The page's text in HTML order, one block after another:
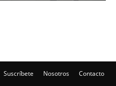
Suscríbete Nosotros Contacto